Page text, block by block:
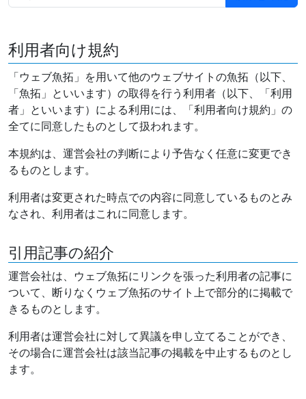
利用者向け規約
「ウェブ魚拓」を用いて他のウェブサイトの魚拓（以下、
「魚拓」といいます）の取得を行う利用者（以下、「利用
者」といいます）による利用には、「利用者向け規約」の
全てに同意したものとして扱われます。
本規約は、運営会社の判断により予告なく任意に変更でき
るものとします。
利用者は変更された時点での内容に同意しているものとみ
なされ、利用者はこれに同意します。
引用記事の紹介
運営会社は、ウェブ魚拓にリンクを張った利用者の記事に
ついて、断りなくウェブ魚拓のサイト上で部分的に掲載で
きるものとします。
利用者は運営会社に対して異議を申し立てることができ、
その場合に運営会社は該当記事の掲載を中止するものとし
ます。